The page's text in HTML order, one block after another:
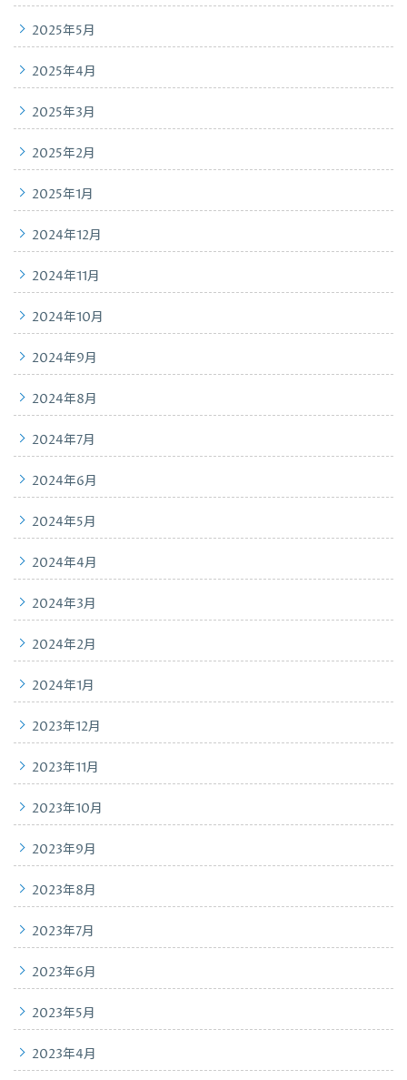
2025年5月
2025年4月
2025年3月
2025年2月
2025年1月
2024年12月
2024年11月
2024年10月
2024年9月
2024年8月
2024年7月
2024年6月
2024年5月
2024年4月
2024年3月
2024年2月
2024年1月
2023年12月
2023年11月
2023年10月
2023年9月
2023年8月
2023年7月
2023年6月
2023年5月
2023年4月